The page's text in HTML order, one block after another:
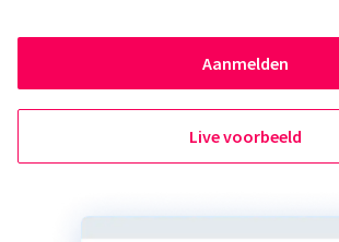
Aanmelden
Live voorbeeld